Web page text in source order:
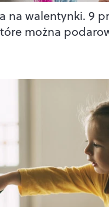
na walentynki. 9
można